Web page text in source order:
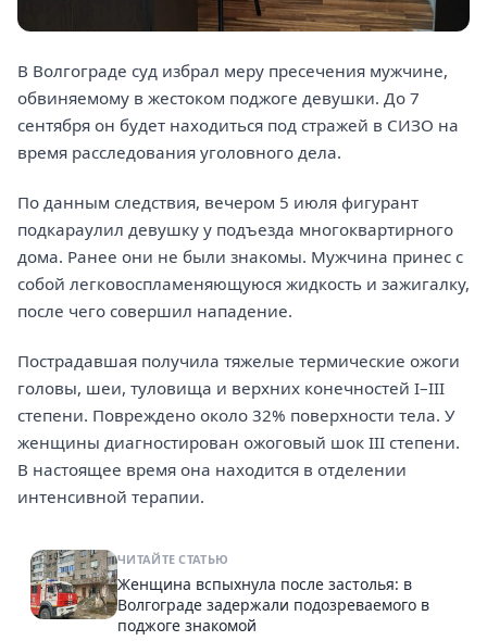
В Волгограде суд избрал меру пресечения мужчине,
обвиняемому в жестоком поджоге девушки. До 7
сентября он будет находиться под стражей в СИЗО на
время расследования уголовного дела.
По данным следствия, вечером 5 июля фигурант
подкараулил девушку у подъезда многоквартирного
дома. Ранее они не были знакомы. Мужчина принес с
собой легковоспламеняющуюся жидкость и зажигалку,
после чего совершил нападение.
Пострадавшая получила тяжелые термические ожоги
головы, шеи, туловища и верхних конечностей I–III
степени. Повреждено около 32% поверхности тела. У
женщины диагностирован ожоговый шок III степени.
В настоящее время она находится в отделении
интенсивной терапии.
ЧИТАЙТЕ СТАТЬЮ
Женщина вспыхнула после застолья: в
Волгограде задержали подозреваемого в
поджоге знакомой